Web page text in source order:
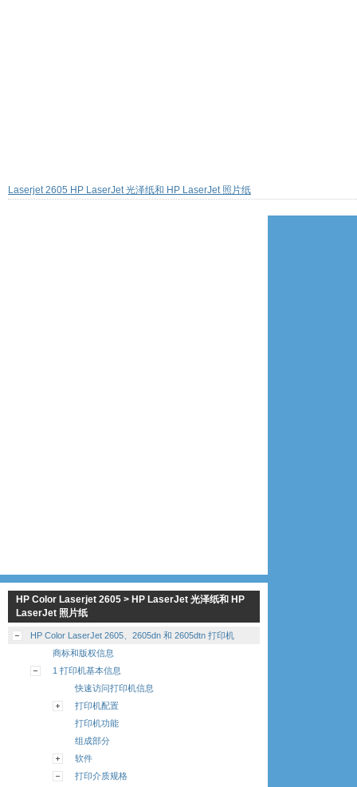
Laserjet 2605 HP LaserJet 光泽纸和 HP LaserJet 照片纸
HP Color Laserjet 2605 > HP LaserJet 光泽纸和 HP
LaserJet 照片纸
HP Color LaserJet 2605、2605dn 和 2605dtn 打印机
商标和版权信息
1 打印机基本信息
快速访问打印机信息
打印机配置
打印机功能
组成部分
软件
打印介质规格